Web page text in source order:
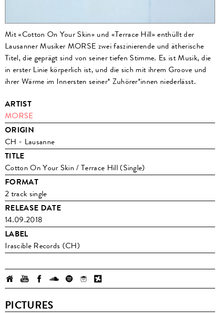
Mit «Cotton On Your Skin» und «Terrace Hill» enthüllt der
Lausanner Musiker MORSE zwei faszinierende und ätherische
Titel, die geprägt sind von seiner tiefen Stimme. Es ist Musik, die
in erster Linie körperlich ist, und die sich mit ihrem Groove und
ihrer Wärme im Innersten seiner* Zuhörer*innen niederlässt.
ARTIST
MORSE
ORIGIN
CH - Lausanne
TITLE
Cotton On Your Skin / Terrace Hill (Single)
FORMAT
2 track single
RELEASE DATE
14.09.2018
LABEL
Irascible Records (CH)
PICTURES